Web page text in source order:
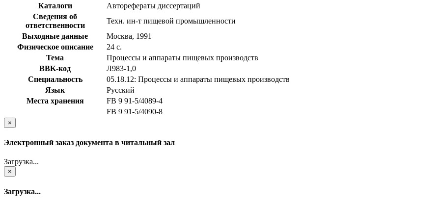
Каталоги
Авторефераты диссертаций
Сведения об
ответственности
Техн. ин-т пищевой промышленности
Выходные данные
Москва, 1991
Физическое описание
24 с.
Тема
Процессы и аппараты пищевых производств
BBK-код
Л983-1,0
Специальность
05.18.12: Процессы и аппараты пищевых производств
Язык
Русский
Места хранения
FB 9 91-5/4089-4
FB 9 91-5/4090-8
×
Электронный заказ документа в читальный зал
Загрузка...
×
Загрузка...